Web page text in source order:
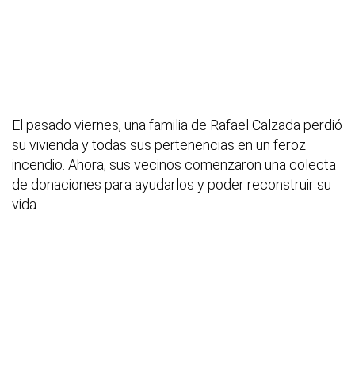
El pasado viernes, una familia de Rafael Calzada perdió
su vivienda y todas sus pertenencias en un feroz
incendio. Ahora, sus vecinos comenzaron una colecta
de donaciones para ayudarlos y poder reconstruir su
vida.